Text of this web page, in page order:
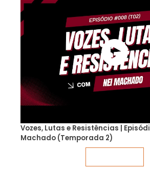
Vozes, Lutas e Resistências |
Machado (Temporada 2)